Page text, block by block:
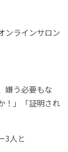
ンラインサロン
嫌う必要もな
！」「証明され
3人と